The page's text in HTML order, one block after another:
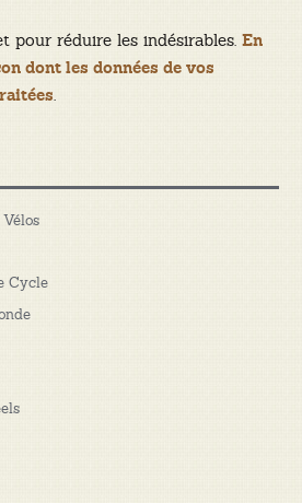
pour réduire les indésirables. En
dont les données de vos
.
Cycle